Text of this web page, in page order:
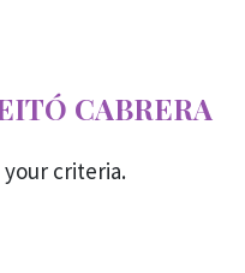
CABRERA
criteria.